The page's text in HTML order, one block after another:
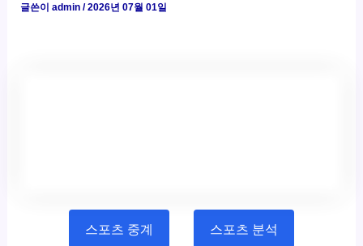
글쓴이admin/2026년 07월 01일
스포츠 중계 스포츠 분석